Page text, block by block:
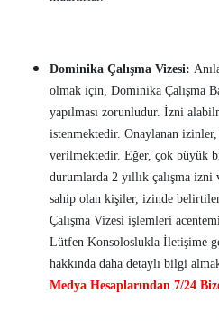
Dominika Çalışma Vizesi:
olmak için, Dominika Çalışma
yapılması zorunludur. İzni
istenmektedir. Onaylanan
verilmektedir. Eğer, çok büyük
durumlarda 2 yıllık çalışma
sahip olan kişiler, izinde
Çalışma Vizesi işlemleri
Lütfen Konsoloslukla İletişime
hakkında daha detaylı bilgi
Medya Hesaplarından 7/24